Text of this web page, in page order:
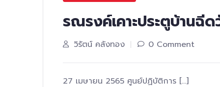
รณรงค์เคาะประตูบ้านฉี
วิรัตน์ คลังทอง 0 Comment
27 เมษายน 2565 ศูนย์ปฏิบัติการ […]